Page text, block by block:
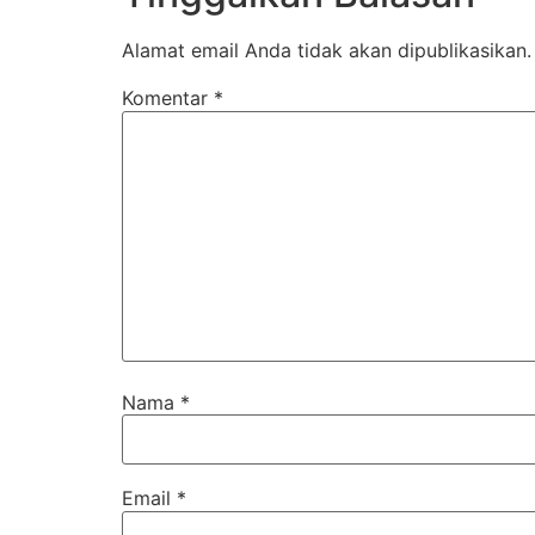
Alamat email Anda tidak akan dipublikasikan.
Komentar *
Nama *
Email *